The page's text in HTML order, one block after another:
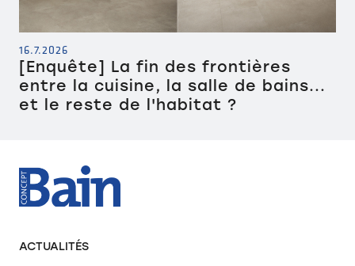
16.7.2026
[Enquête] La fin des frontières
entre la cuisine, la salle de bains...
et le reste de l'habitat ?
ACTUALITÉS